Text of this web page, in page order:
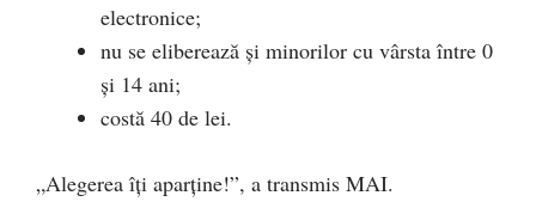
electronice;
nu se eliberează și minorilor cu vârsta între 0
și 14 ani;
costă 40 de lei.
„Alegerea îți aparține!”, a transmis MAI.